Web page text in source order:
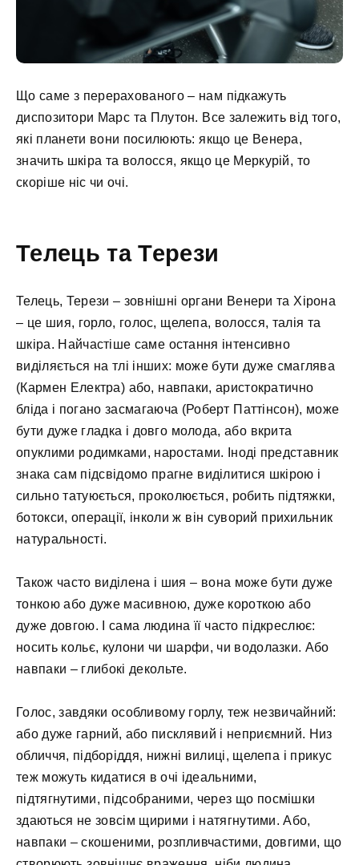
Що саме з перерахованого – нам підкажуть
диспозитори Марс та Плутон. Все залежить від того,
які планети вони посилюють: якщо це Венера,
значить шкіра та волосся, якщо це Меркурій, то
скоріше ніс чи очі.
Телець та Терези
Телець, Терези – зовнішні органи Венери та Хірона
– це шия, горло, голос, щелепа, волосся, талія та
шкіра. Найчастіше саме остання інтенсивно
виділяється на тлі інших: може бути дуже смаглява
(Кармен Електра) або, навпаки, аристократично
бліда і погано засмагаюча (Роберт Паттінсон), може
бути дуже гладка і довго молода, або вкрита
опуклими родимками, наростами. Іноді представник
знака сам підсвідомо прагне виділитися шкірою і
сильно татуюється, проколюється, робить підтяжки,
ботокси, операції, інколи ж він суворий прихильник
натуральності.
Також часто виділена і шия – вона може бути дуже
тонкою або дуже масивною, дуже короткою або
дуже довгою. І сама людина її часто підкреслює:
носить кольє, кулони чи шарфи, чи водолазки. Або
навпаки – глибокі декольте.
Голос, завдяки особливому горлу, теж незвичайний:
або дуже гарний, або писклявий і неприємний. Низ
обличчя, підборіддя, нижні вилиці, щелепа і прикус
теж можуть кидатися в очі ідеальними,
підтягнутими, підсобраними, через що посмішки
здаються не зовсім щирими і натягнутими. Або,
навпаки – скошеними, розпливчастими, довгими, що